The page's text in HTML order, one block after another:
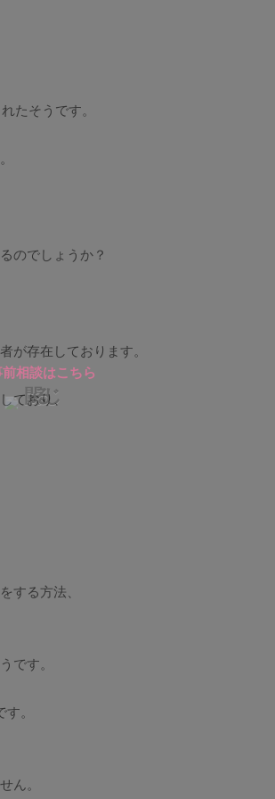
たそうです。
のでしょうか？
が存在しております。
ており、
する方法、
です。
。
ん。